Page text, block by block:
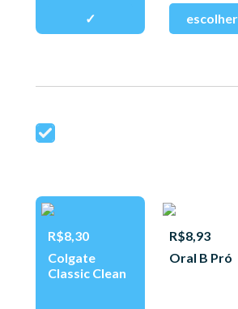
R$8,30
Colgate
Classic Clean
R$8,93
Oral B Pró